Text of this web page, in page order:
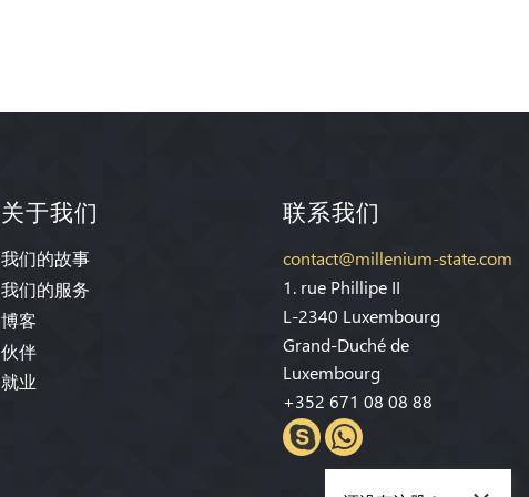
关于我们
我们的故事
我们的服务
博客
伙伴
就业
联系我们
contact@millenium-state.com
1. rue Phillipe II
L-2340 Luxembourg
Grand-Duché de
Luxembourg
+352 671 08 08 88